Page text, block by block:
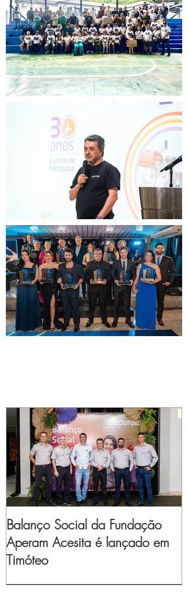
Balanço Social da Fundação
Aperam Acesita é lançado em
Timóteo